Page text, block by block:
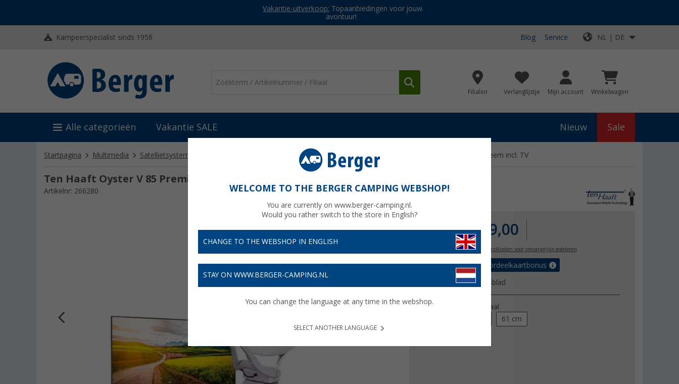
Vakantie-uitverkoop: Topaanbiedingen voor jouw
avontuur!
Kampeerspecialist sinds 1958 Blog Service NL | DE
Filialen Verlanglijstje Mijn account Winkelwagen
Alle categorieën Vakantie SALE Nieuw Sale
Startpagina Multimedia Satellietsystemen Ten Haaft Oyster V 85 Premium Twin Skew satellietsysteem incl. TV
Ten Haaft Oyster V 85 Premium Twin Skew satellietsysteem incl. TV 19”
Artikelnr: 266280
€ 3.249,00
Prijzen incl. BTWplus verzendkosten voor omvangrijke goederen
162,45€ met de voordeelkaartbonus
Productgegevensblad
Beeldschermdiagonaal
61 cm
WELCOME TO THE BERGER CAMPING WEBSHOP!
You are currently on www.berger-camping.nl.
Would you rather switch to the store in English?
CHANGE TO THE WEBSHOP IN ENGLISH
STAY ON WWW.BERGER-CAMPING.NL
You can change the language at any time in the webshop.
SELECT ANOTHER LANGUAGE